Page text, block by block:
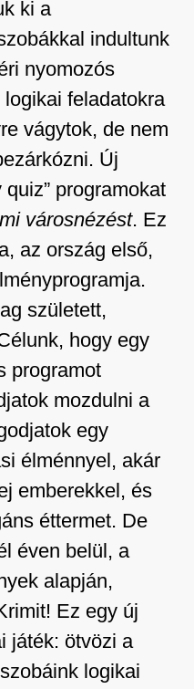
ki a
indultunk
nyomozós
feladatokra
vágytok, de nem
Új
programokat
városnézést. Ez
az ország első,
született,
hogy egy
programot
mozdulni a
egy
élménnyel, akár
emberekkel, és
éttermet. De
éven belül, a
alapján,
Ez egy új
játék: ötvözi a
logikai